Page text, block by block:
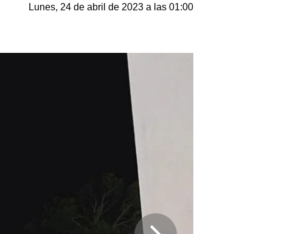
Lunes, 24 de abril de 2023 a las 01:00